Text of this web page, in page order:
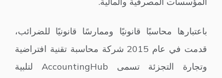
باعتبارها محاسبًا قانونيًا وممارسًا قانونيًا للضرائب،
قدمت في عام 2015 شركة محاسبة تقنية افتراضية
وتجارة التجزئة تسمى AccountingHub لتلبية